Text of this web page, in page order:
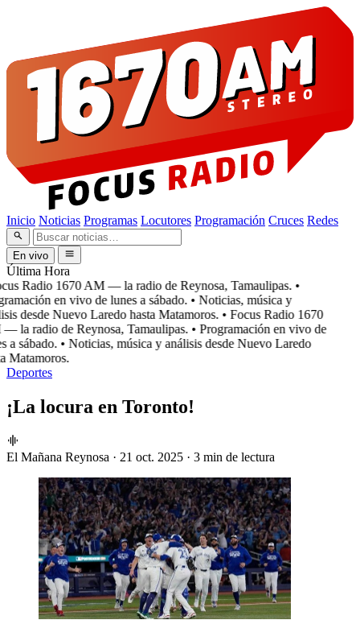
Inicio Noticias Programas Locutores Programación Cruces Redes
En vivo
Última Hora
Radio 1670 AM — la radio de Reynosa, Tamaulipas. •
en vivo de lunes a sábado. • Noticias, música y
desde Nuevo Laredo hasta Matamoros. • Focus Radio 1670
la radio de Reynosa, Tamaulipas. • Programación en vivo de
a sábado. • Noticias, música y análisis desde Nuevo Laredo
Matamoros.
Deportes
¡La locura en Toronto!
El Mañana Reynosa · 21 oct. 2025 · 3 min de lectura